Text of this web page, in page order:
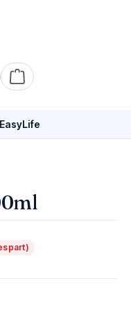
Warenkorb enthält 0
EasyLife